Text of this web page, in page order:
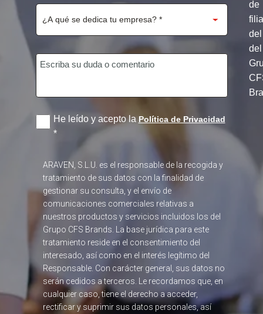
de
del
del
He leído y acepto laPolítica de Privacidad
*
ARAVEN, S.L.U. es el responsable de la recogida y
tratamiento de sus datos con la finalidad de
gestionar su consulta, y el envío de
comunicaciones comerciales relativas a
nuestros productos y servicios incluidos los del
Grupo CFS Brands. La base jurídica para este
tratamiento reside en el consentimiento del
interesado, así como en el interés legítimo del
Responsable. Con carácter general, sus datos no
serán cedidos a terceros. Le recordamos que, en
cualquier caso, tiene el derecho a acceder,
rectificar y suprimir sus datos personales, así